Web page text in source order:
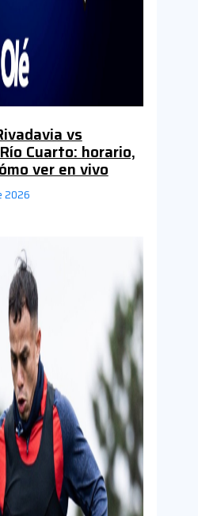
vs
Cuarto: horario,
ver en vivo
2026